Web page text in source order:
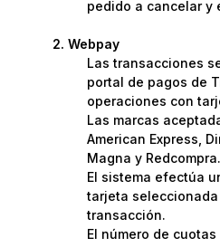
pedido a cancelar y
Webpay
Las transacciones
portal de pagos de
operaciones con
Las marcas
American Express,
Magna y Redcompra.
El sistema efectúa
tarjeta
transacción.
El número de